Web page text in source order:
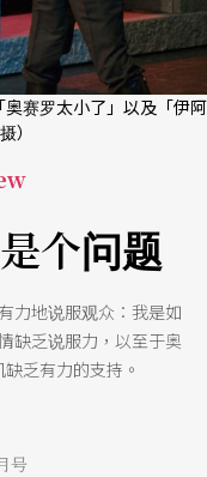
赛罗太小了」以及「伊阿
）
个问题
力地说服观众：我是如
缺乏说服力，以至于奥
乏有力的支持。
号